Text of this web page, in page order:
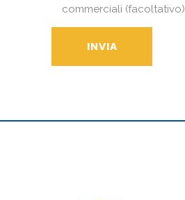
commerciali (facoltativo)